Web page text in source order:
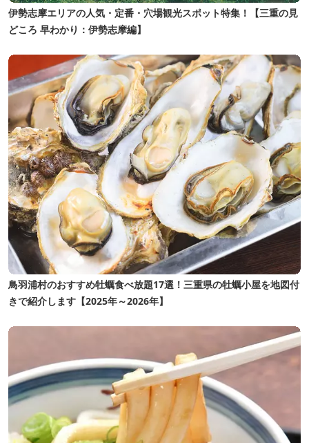
伊勢志摩エリアの人気・定番・穴場観光スポット特集！【三重の見
どころ 早わかり：伊勢志摩編】
鳥羽浦村のおすすめ牡蠣食べ放題17選！三重県の牡蠣小屋を地図付
きで紹介します【2025年～2026年】